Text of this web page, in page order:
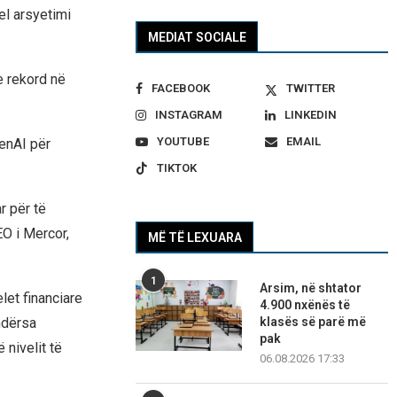
arsyetimi
rekord në
për
për të
i Mercor,
financiare
nivelit të
MEDIAT SOCIALE
FACEBOOK
TWITTER
INSTAGRAM
LINKEDIN
YOUTUBE
EMAIL
TIKTOK
MË TË LEXUARA
1
Arsim, në shtator
4.900 nxënës të
klasës së parë më
pak
06.08.2026 17:33